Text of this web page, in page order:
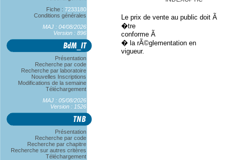
Fiche : 7233180
Conditions générales
MAJ : 04/08/2026
Version : 896
Présentation
Recherche par code
Recherche par laboratoire
Nouvelles Inscriptions
Modifications de la semaine
Téléchargement
MAJ : 05/08/2026
Version : 1526
Présentation
Recherche par code
Recherche par chapitre
Recherche sur autres critères
Téléchargement
Le prix de vente au public doit Ã
�tre
conforme Ã
� la rÃ©glementation en
vigueur.